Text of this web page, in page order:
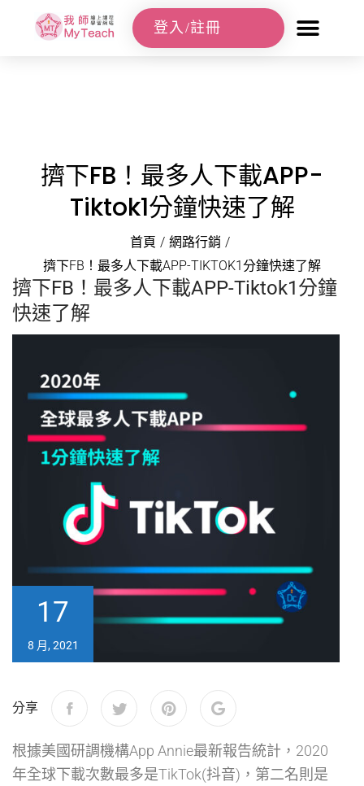
登入/註冊
擠下FB！最多人下載APP-
Tiktok1分鐘快速了解
首頁 / 網路行銷 /
擠下FB！最多人下載APP-TIKTOK1分鐘快速了解
擠下FB！最多人下載APP-Tiktok1分鐘
快速了解
17
8 月, 2021
分享
根據美國研調機構App Annie最新報告統計，2020
年全球下載次數最多是TikTok(抖音)，第二名則是